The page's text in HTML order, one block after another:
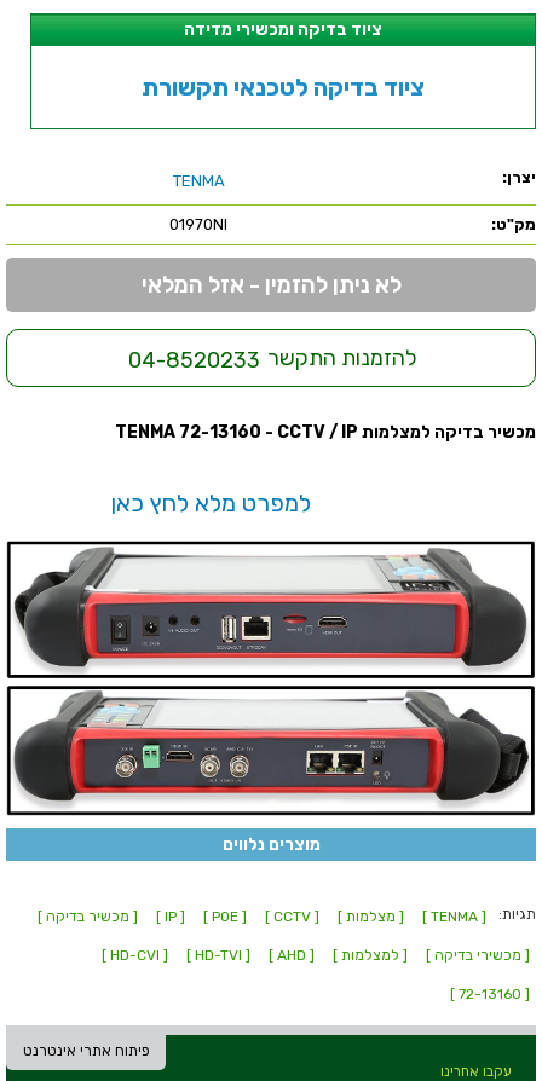
ציוד בדיקה ומכשירי מדידה
ציוד בדיקה לטכנאי תקשורת
יצרן: TENMA
מק"ט: 01970NI
לא ניתן להזמין - אזל המלאי
להזמנות התקשר 04-8520233
מכשיר בדיקה למצלמות TENMA 72-13160 - CCTV / IP
למפרט מלא לחץ כאן
מוצרים נלווים
תגיות: [ TENMA ] [ מצלמות ] [ CCTV ]
[ POE ]
[ IP ] [ מכשיר בדיקה ]
[ מכשירי בדיקה ] [ למצלמות ] [ AHD ]
[ HD-TVI ]
[ HD-CVI ]
[ 72-13160 ]
פיתוח אתרי אינטרנט
עקבו אחרינו